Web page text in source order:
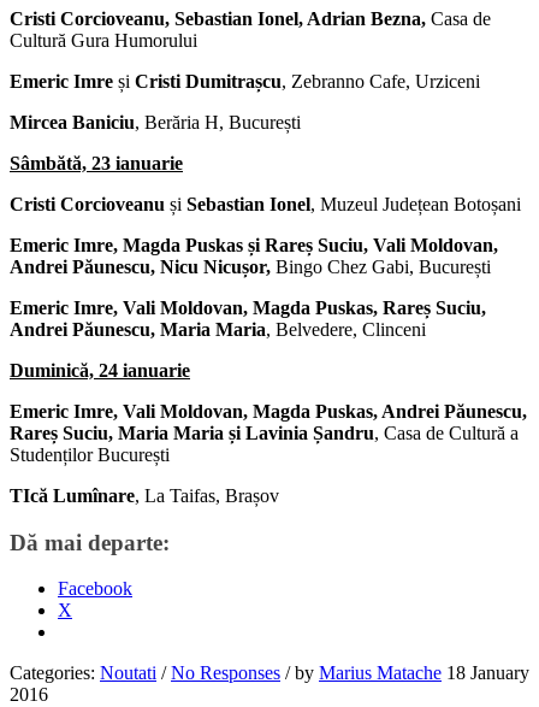
Cristi Corcioveanu, Sebastian Ionel, Adrian Bezna, Casa de
Cultură Gura Humorului
Emeric Imre și Cristi Dumitrașcu, Zebranno Cafe, Urziceni
Mircea Baniciu, Berăria H, București
Sâmbătă, 23 ianuarie
Cristi Corcioveanu și Sebastian Ionel, Muzeul Județean Botoșani
Emeric Imre, Magda Puskas și Rareș Suciu, Vali Moldovan,
Andrei Păunescu, Nicu Nicușor, Bingo Chez Gabi, București
Emeric Imre, Vali Moldovan, Magda Puskas, Rareș Suciu,
Andrei Păunescu, Maria Maria, Belvedere, Clinceni
Duminică, 24 ianuarie
Emeric Imre, Vali Moldovan, Magda Puskas, Andrei Păunescu,
Rareș Suciu, Maria Maria și Lavinia Șandru, Casa de Cultură a
Studenților București
TIcă Lumînare, La Taifas, Brașov
Dă mai departe:
Facebook
X
Categories: Noutati / No Responses /by Marius Matache 18 January
2016